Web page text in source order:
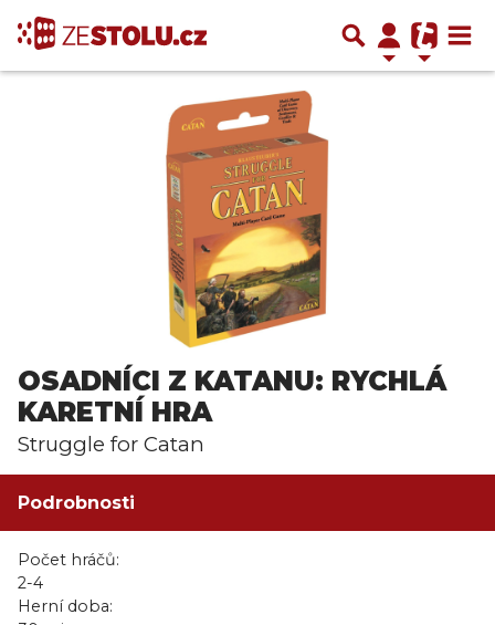
OSADNÍCI Z KATANU: RYCHLÁ
KARETNÍ HRA
Struggle for Catan
Podrobnosti
Počet hráčů:
2-4
Herní doba: